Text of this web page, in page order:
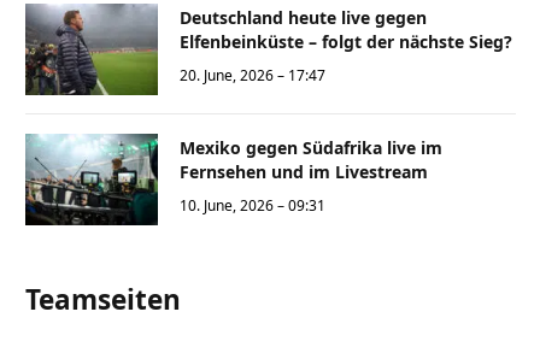
Deutschland heute live gegen
Elfenbeinküste – folgt der nächste Sieg?
20. June, 2026 – 17:47
Mexiko gegen Südafrika live im
Fernsehen und im Livestream
10. June, 2026 – 09:31
Teamseiten